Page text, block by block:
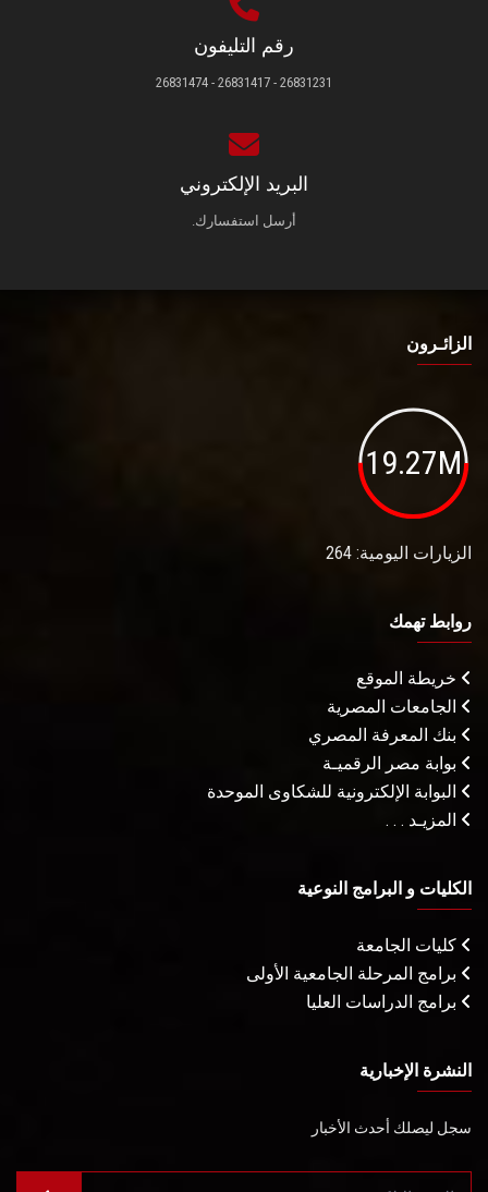
رقم التليفون
26831231 - 26831417 - 26831474
البريد الإلكتروني
أرسل استفسارك.
الزائـرون
19.27M
الزيارات اليومية: 264
روابط تهمك
خريطة الموقع
الجامعات المصرية
بنك المعرفة المصري
بوابة مصر الرقميـة
البوابة الإلكترونية للشكاوى الموحدة
المزيـد . . .
الكليات و البرامج النوعية
كليات الجامعة
برامج المرحلة الجامعية الأولى
برامج الدراسات العليا
النشرة الإخبارية
سجل ليصلك أحدث الأخبار